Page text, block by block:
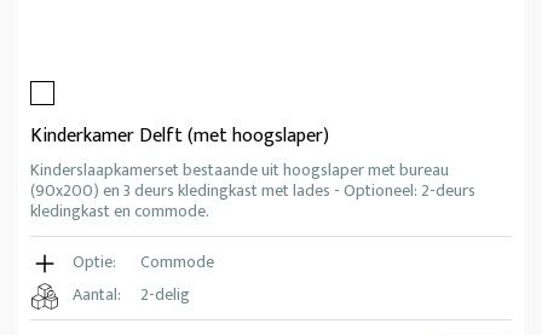
Kinderkamer Delft (met hoogslaper)
Kinderslaapkamerset bestaande uit hoogslaper met bureau
(90x200) en 3 deurs kledingkast met lades - Optioneel: 2-deurs
kledingkast en commode.
Optie:
Commode
Aantal:
2-delig